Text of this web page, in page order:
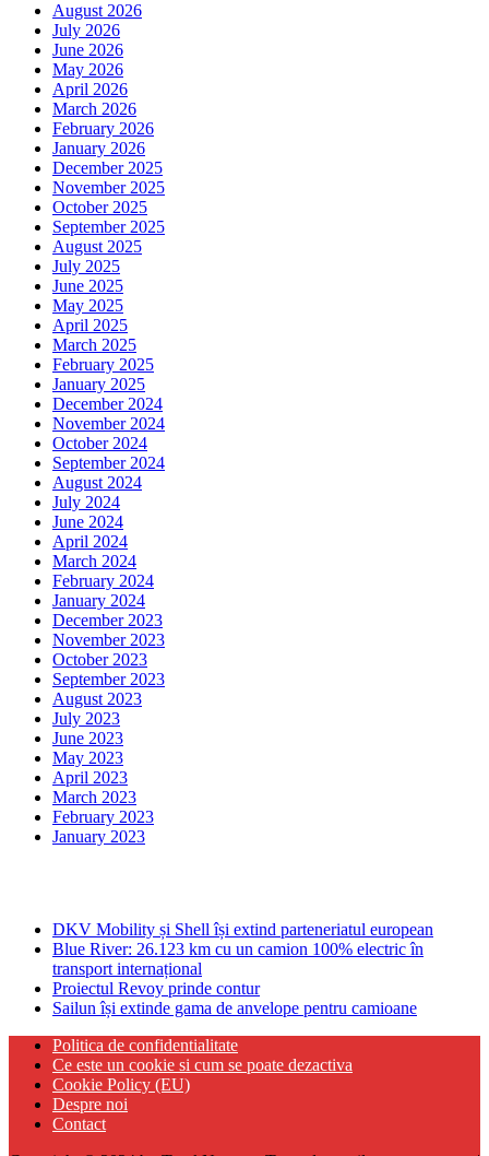
August 2026
July 2026
June 2026
May 2026
April 2026
March 2026
February 2026
January 2026
December 2025
November 2025
October 2025
September 2025
August 2025
July 2025
June 2025
May 2025
April 2025
March 2025
February 2025
January 2025
December 2024
November 2024
October 2024
September 2024
August 2024
July 2024
June 2024
April 2024
March 2024
February 2024
January 2024
December 2023
November 2023
October 2023
September 2023
August 2023
July 2023
June 2023
May 2023
April 2023
March 2023
February 2023
January 2023
DKV Mobility și Shell își extind parteneriatul european
Blue River: 26.123 km cu un camion 100% electric în
transport internațional
Proiectul Revoy prinde contur
Sailun își extinde gama de anvelope pentru camioane
Politica de confidentialitate
Ce este un cookie si cum se poate dezactiva
Cookie Policy (EU)
Despre noi
Contact